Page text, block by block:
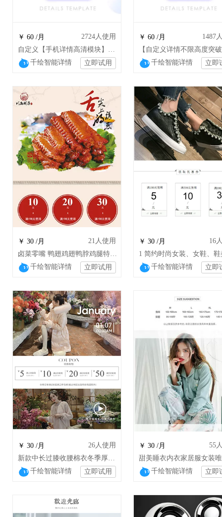
￥ 60 /月 2724人使用
自定义【手机详情高清模块】详情高清显示不压缩
千绘智能详情
立即试用
￥ 60 /月 1487
千绘智能详情 立即
￥ 30 /月 21 人使用
卤菜零嘴 鸭翅鸡翅鸭脖鸡腿特产干货特色小吃
千绘智能详情
立即试用
￥ 30 /月 16
千绘智能详情 立即
￥ 30 /月 26人使用
新款中长过膝收腰棉衣冬季厚外套HM
千绘智能详情
立即试用
￥ 30 /月 55
千绘智能详情 立即